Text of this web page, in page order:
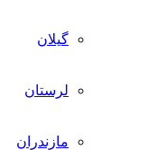
گیلان
لرستان
مازندران